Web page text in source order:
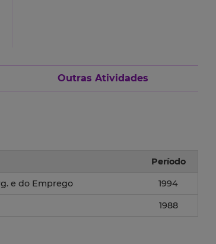
Outras Atividades
Período
e do Emprego 1994
1988